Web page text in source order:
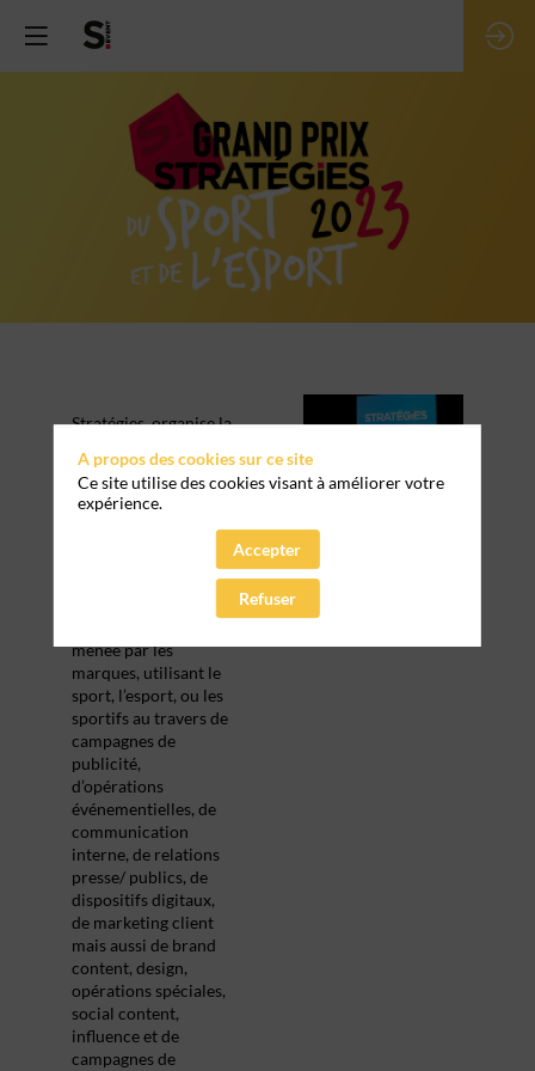
Stratégies, organise la
Prix Stratégies du
sportet cette année
del'e-sport
objectif de valoriser
menée par les
marques, utilisant le
sport, l’esport, ou les
sportifs au travers de
campagnes de
publicité,
d’opérations
événementielles, de
communication
interne, de relations
presse/ publics, de
dispositifs digitaux,
de marketing client
mais aussi de brand
content, design,
opérations spéciales,
social content,
influence et de
campagnes de
A propos des cookies sur ce site
Ce site utilise des cookies visant à améliorer votre
expérience.
Accepter
Refuser